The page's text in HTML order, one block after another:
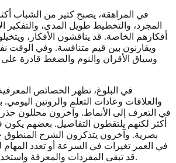
في المراهقة، يصبح كثير من الشباب
المجرد، والتخطيط طويل المدى، والتفكير
أفكارهم الخاصة. قد يناقشون الأفكار،
ويقارنون بين قيم متنافسة. وفي الوقت
وسياق الأقران والنوم والضغط قادرة على
في البلوغ، تظهر الخصائص
والعلاقات وعادات التعلم والروتين
في التعرف إلى الأنماط. وآخرون محللون
أكثر لكنهم يلتقطون التفاصيل. بعضهم
بصرية. وآخرون يتذكرون الشرح المنطوق
في العمر تغيرات في السرعة أو تعدد المهام
قد تبقى المفردات والمعرفة واستخدام الاستراتيجيات قوية.